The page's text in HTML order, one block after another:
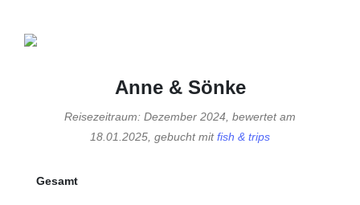
Anne & Sönke
Reisezeitraum: Dezember 2024, bewertet am
18.01.2025, gebucht mitfish & trips
Gesamt